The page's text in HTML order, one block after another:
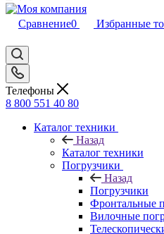
Сравнение0 Избранные
Телефоны
8 800 551 40 80
Каталог техники
Назад
Каталог техники
Погрузчики
Назад
Погрузчики
Фронтальные
Вилочные